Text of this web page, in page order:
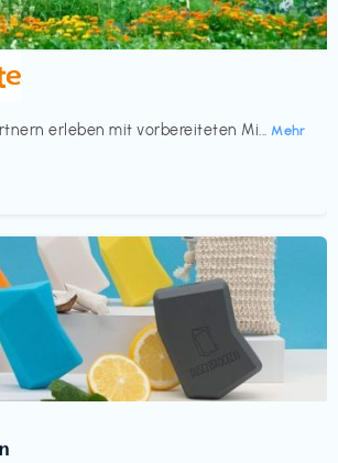
erleben mit vorbereiteten Mi... Mehr